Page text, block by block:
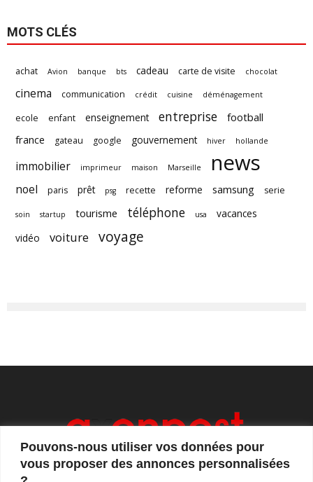
Pouvons-nous utiliser vos données pour
vous proposer des annonces personnalisées
MOTS CLÉS
achat Avion banque bts cadeau carte de visite chocolat
cinema communication crédit cuisine déménagement
ecole enfant enseignement entreprise
football
france
gateau google gouvernement hiver hollande
immobilier imprimeur maison Marseille news
noel paris prêt psg recette reforme samsung serie
soin startup tourisme téléphone usa
vacances
vidéo
voiture voyage